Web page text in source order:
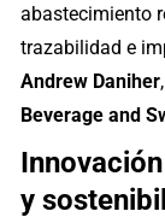
abastecimiento
trazabilidad e
Andrew Daniher
Beverage and
y